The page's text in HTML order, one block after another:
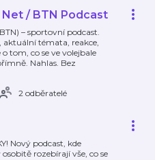
/ BTN Podcast
– sportovní podcast.
aktuální témata, reakce,
tom, co se ve volejbale
Nahlas. Bez
2 odběratelé
Nový podcast, kde
rozebírají vše, co se